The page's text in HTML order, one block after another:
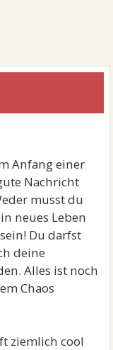
Anfang einer
Nachricht
musst du
neues Leben
Du darfst
deine
Alles ist noch
Chaos
ziemlich cool